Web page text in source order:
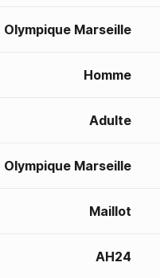
Olympique Marseille
Homme
Adulte
Olympique Marseille
Maillot
AH24